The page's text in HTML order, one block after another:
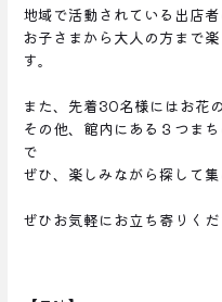
地域で活動されている出店者
お子さまから大人の方まで
す。
また、先着30名様にはお花
その他、館内にある３つま
で
ぜひ、楽しみながら探して
ぜひお気軽にお立ち寄りくだ